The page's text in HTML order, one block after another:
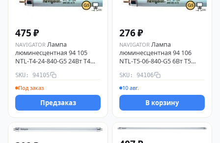
475 ₽
NAVIGATOR Лампа
люминесцентная 94 105
NTL-T4-24-840-G5 24Вт T4
SKU: 94105
Под заказ
Предзаказ
276 ₽
NAVIGATOR Лампа
люминесцентная 94 106
NTL-T5-06-840-G5 6Вт T5
SKU: 94106
10 авг.
В корзину